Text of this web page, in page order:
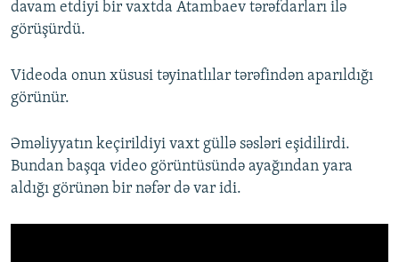
davam etdiyi bir vaxtda Atambaev tərəfdarları ilə
görüşürdü.
Videoda onun xüsusi təyinatlılar tərəfindən aparıldığı
görünür.
Əməliyyatın keçirildiyi vaxt güllə səsləri eşidilirdi.
Bundan başqa video görüntüsündə ayağından yara
aldığı görünən bir nəfər də var idi.